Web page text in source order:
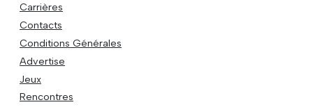
Carrières
Contacts
Conditions Générales
Advertise
Jeux
Rencontres